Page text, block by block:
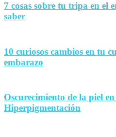
7 cosas sobre tu tripa en el
saber
10 curiosos cambios en tu
embarazo
Oscurecimiento de la piel
Hiperpigmentación